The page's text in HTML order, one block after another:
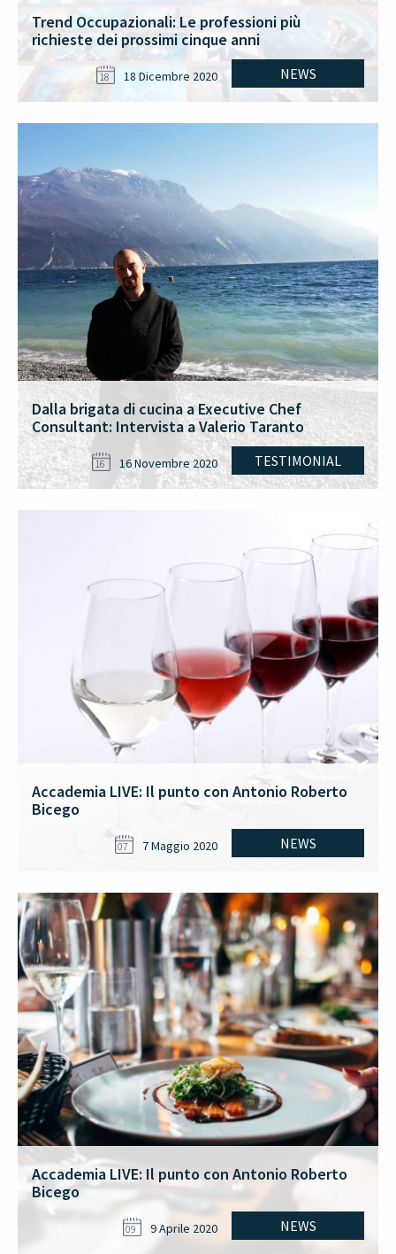
Trend Occupazionali: Le professioni più
richieste dei prossimi cinque anni
NEWS
18 18 Dicembre 2020
Dalla brigata di cucina a Executive Chef
Consultant: Intervista a Valerio Taranto
TESTIMONIAL
16 16 Novembre 2020
Accademia LIVE: Il punto con Antonio Roberto
Bicego
NEWS
07 7 Maggio 2020
Accademia LIVE: Il punto con Antonio Roberto
Bicego
NEWS
09 9 Aprile 2020